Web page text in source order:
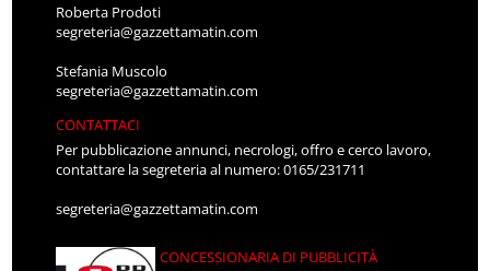
Roberta Prodoti
segreteria@gazzettamatin.com
Stefania Muscolo
segreteria@gazzettamatin.com
CONTATTACI
Per pubblicazione annunci, necrologi, offro e cerco lavoro,
contattare la segreteria al numero: 0165/231711
segreteria@gazzettamatin.com
CONCESSIONARIA DI PUBBLICITÀ